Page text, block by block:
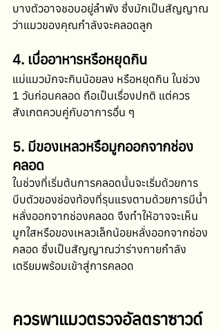
บางตัวอาจชอบอยู่ลำพัง ซึ่งมักเป็นสัญญาณ
ว่าแมวของคุณกำลังจะคลอดลูก
4. เบื่ออาหารหรือหยุดกิน
แม่แมวมักจะกินน้อยลง หรือหยุดกิน ในช่วง
1 วันก่อนคลอด ถือเป็นเรื่องปกติ แต่ควร
สังเกตควบคู่กับอาการอื่น ๆ
5. มีของเหลวหรือมูกออกจากช่อง
คลอด
ในช่วงที่เริ่มต้นการคลอดนั้นจะเริ่มด้วยการ
บีบตัวของช่องท้องที่รุนแรงตามด้วยการมีน้ำ
หลั่งออกจากช่องคลอด จึงทำให้อาจจะเห็น
มูกใสหรือของเหลวเล็กน้อยหลั่งออกจากช่อง
คลอด ซึ่งเป็นสัญญาณว่าร่างกายกำลัง
เตรียมพร้อมเข้าสู่การคลอด
ควรพาแมวตรวจอัลตราซาวด์